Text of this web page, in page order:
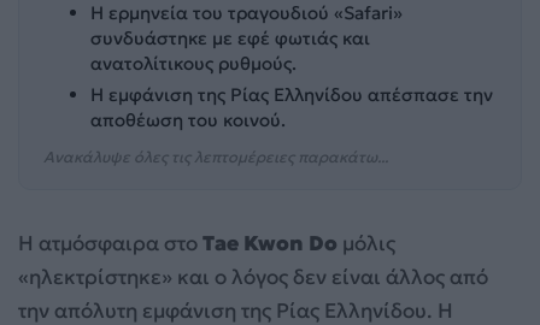
Η ερμηνεία του τραγουδιού «Safari»
συνδυάστηκε με εφέ φωτιάς και
ανατολίτικους ρυθμούς.
Η εμφάνιση της Ρίας Ελληνίδου απέσπασε την
αποθέωση του κοινού.
Ανακάλυψε όλες τις λεπτομέρειες παρακάτω...
Η ατμόσφαιρα στοTae Kwon Do μόλις
«ηλεκτρίστηκε» και ο λόγος δεν είναι άλλος από
την απόλυτη εμφάνιση της Ρίας Ελληνίδου. Η